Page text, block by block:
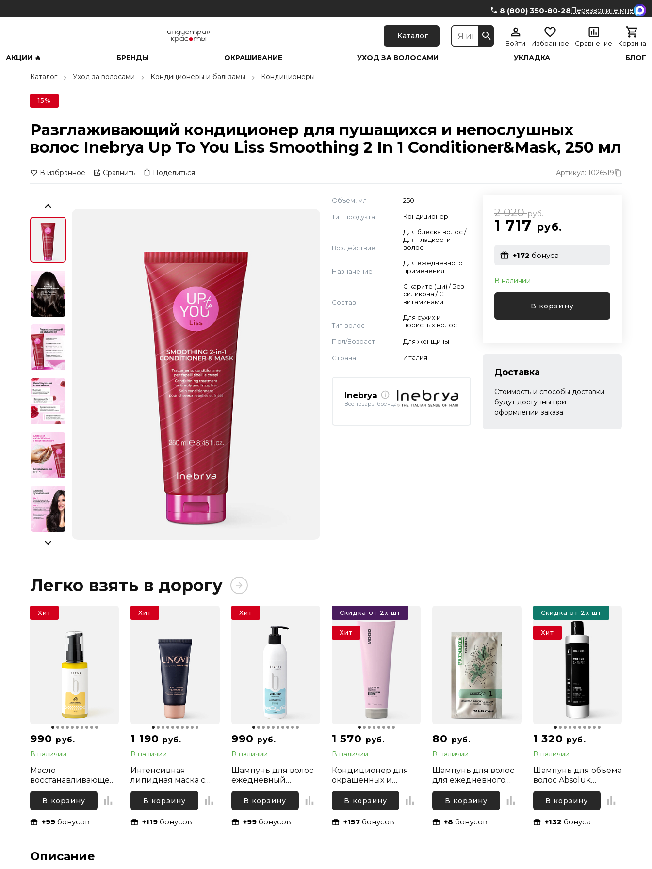
8 (800) 350-80-28Перезвоните мне
Каталог
Войти Избранное Сравнение Корзина
АКЦИИ 🔥 БРЕНДЫ ОКРАШИВАНИЕ УХОД ЗА ВОЛОСАМИ УКЛАДКА БЛОГ
Каталог Уход за волосами Кондиционеры и бальзамы Кондиционеры
15%
Разглаживающий кондиционер для пушащихся и непослушных
волос Inebrya Up To You Liss Smoothing 2 In 1 Conditioner&Mask, 250 мл
В избранное Сравнить Поделиться Артикул: 1026519
Объем, мл 250
Тип продукта Кондиционер
Воздействие
Для блеска волос /
Для гладкости
волос
Назначение
Для ежедневного
применения
Состав
С карите (ши) / Без
силикона / С
витаминами
Тип волос
Для сухих и
пористых волос
Пол/Возраст Для женщины
Страна Италия
Inebrya
Все товары бренда
1 717 руб.
2 020руб.
+172 бонуса
В наличии
В корзину
Доставка
Стоимость и способы доставки
будут доступны при
оформлении заказа.
Легко взять в дорогу
990 руб.
В наличии
Масло
восстанавливающее
для сухих и
поврежденных волос
Bravia Oil Hair Repair,
50 мл
В корзину
+99 бонусов
Хит
1 190 руб.
В наличии
Интенсивная
липидная маска с
пептидами для
глубокого
восстановления
волос Dr. For Hair
Unove, 40 мл
В корзину
+119 бонусов
Хит
990 руб.
В наличии
Шампунь для волос
ежедневный
увлажняющий Bravia,
300 мл
В корзину
+99бонусов
Хит
1 570 руб.
В наличии
Кондиционер для
окрашенных и
осветленных волос
«Защита Цвета» Mood
Color Protect
Conditioner, 290 мл
В корзину
+157бонусов
Скидка от 2х шт
Хит
80 руб.
В наличии
Шампунь для волос
для ежедневного
использования
Elgon Primaria
Biodaily Shampoo, 10
мл
В корзину
+8 бонусов
1 320 руб.
В наличии
Шампунь для объема
волос Absoluk
Diagnostic Volume
Shampoo, 300 мл
В корзину
+132 бонуса
Скидка от 2х шт
Хит
Описание